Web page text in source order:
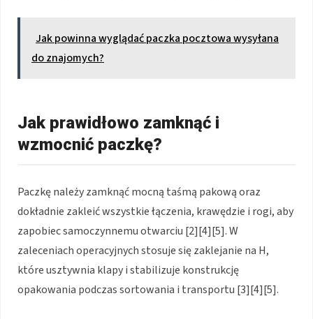
Jak powinna wyglądać paczka pocztowa wysyłana
do znajomych?
Jak prawidłowo zamknąć i
wzmocnić paczkę?
Paczkę należy zamknąć mocną taśmą pakową oraz
dokładnie zakleić wszystkie łączenia, krawędzie i rogi, aby
zapobiec samoczynnemu otwarciu [2][4][5]. W
zaleceniach operacyjnych stosuje się zaklejanie na H,
które usztywnia klapy i stabilizuje konstrukcję
opakowania podczas sortowania i transportu [3][4][5].